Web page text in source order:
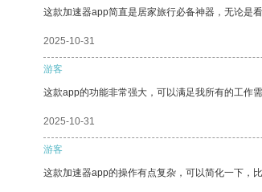
这款加速器app简直是居家旅行必备神器，无论是
2025-10-31
游客
这款app的功能非常强大，可以满足我所有的工作
2025-10-31
游客
这款加速器app的操作有点复杂，可以简化一下，